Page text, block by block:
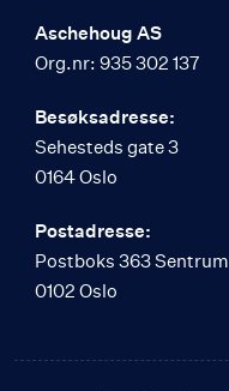
Aschehoug AS
Org.nr: 935 302 137
Besøksadresse:
Sehesteds gate 3
0164 Oslo
Postadresse:
Postboks 363 Sentrum
0102 Oslo